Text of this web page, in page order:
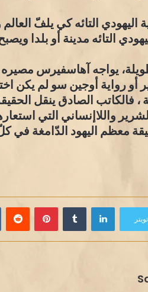
التائه كي يلفّ
التائه مدينة أو بلدا
يواجه آهاسفيرس
رواية أوجين سو لم يكن
، فالكاتب الصادق ينقل
واللاإنساني التي
معظم اليهود الدّامغة في
تويتر
لينكدإن بينتيريست